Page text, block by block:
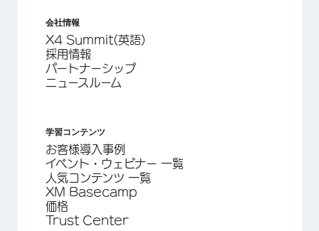
会社情報
X4 Summit(英語)
採用情報
パートナーシップ
ニュースルーム
学習コンテンツ
お客様導入事例
イベント・ウェビナー 一覧
人気コンテンツ 一覧
XM Basecamp
価格
Trust Center